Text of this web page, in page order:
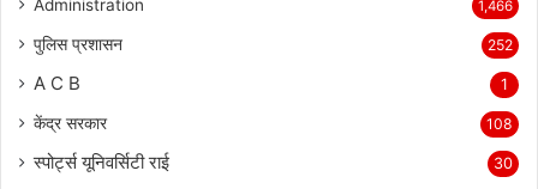
Administration 1,466
पुलिस प्रशासन 252
A C B 1
केंद्र सरकार 108
स्पोर्ट्स यूनिवर्सिटी राई 30